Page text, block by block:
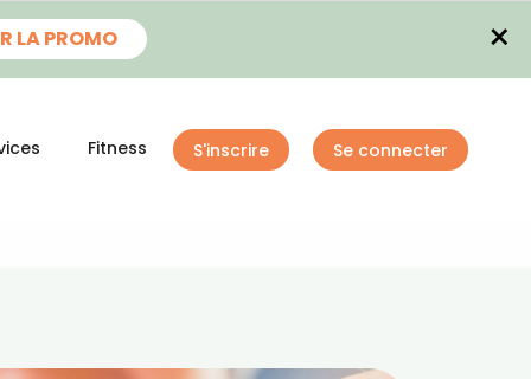
LA PROMO ×
Fitness S'inscrire Se connecter